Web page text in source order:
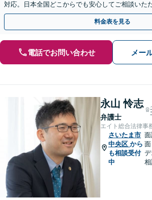
対応。日本全国どこからでも安心してご相談いた
歩を踏み出してみませんか。【初回相談無料】
料金表を見る
電話でお問い合わせ メー
永山 怜志
弁護士
エイト総合法律事
さいたま市
中央区 から
も相談受付
中